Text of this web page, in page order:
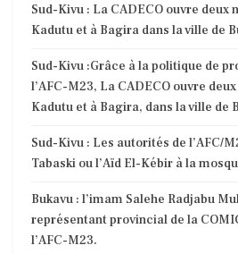
Sud-Kivu : La CADECO ouvre deux
Kadutu et à Bagira dans la ville de
Sud-Kivu :Grâce à la politique de
l’AFC-M23, La CADECO ouvre
Kadutu et à Bagira, dans la ville de
Sud-Kivu : Les autorités de l’AFC/
Tabaski ou l’Aïd El-Kébir à la
Bukavu : l’imam Salehe Radjabu
représentant provincial de la
l’AFC-M23.